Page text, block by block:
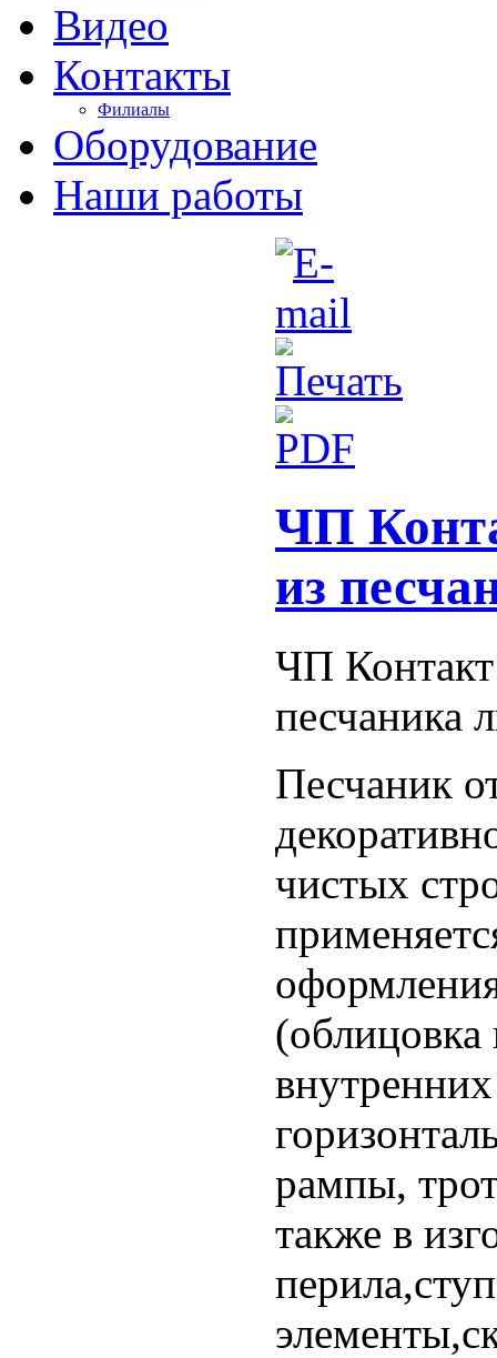
Видео
Контакты
Филиалы
Оборудование
Наши работы
ЧП
из
ЧП Контакт
песчаника
Песчаник
чистых
(облицовка
рампы,
также в